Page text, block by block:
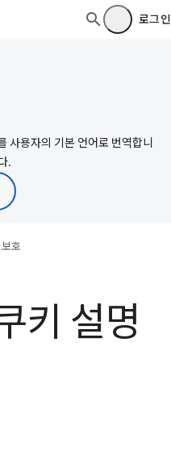
로그인
사용자의 기본 언어로 번역합니
.
호
키 설명